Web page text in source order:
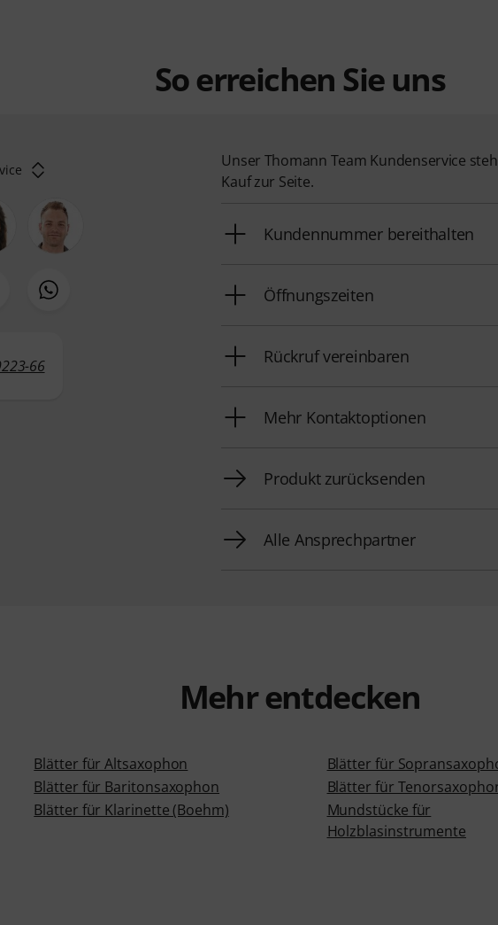
So erreichen Sie uns
66
Unser Thomann Team Kundenservice
Kauf zur Seite.
Kundennummer bereithalten
Öffnungszeiten
Rückruf vereinbaren
Mehr Kontaktoptionen
Produkt zurücksenden
Alle Ansprechpartner
Mehr entdecken
Blätter für Altsaxophon
Blätter für Baritonsaxophon
Blätter für Klarinette (Boehm)
Blätter für
Blätter für
Mundstücke für
Holzblasinstrumente